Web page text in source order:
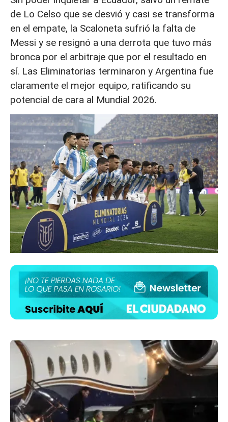
de Lo Celso que se desvió y casi se transforma
en el empate, la Scaloneta sufrió la falta de
Messi y se resignó a una derrota que tuvo más
bronca por el arbitraje que por el resultado en
sí. Las Eliminatorias terminaron y Argentina fue
claramente el mejor equipo, ratificando su
potencial de cara al Mundial 2026.